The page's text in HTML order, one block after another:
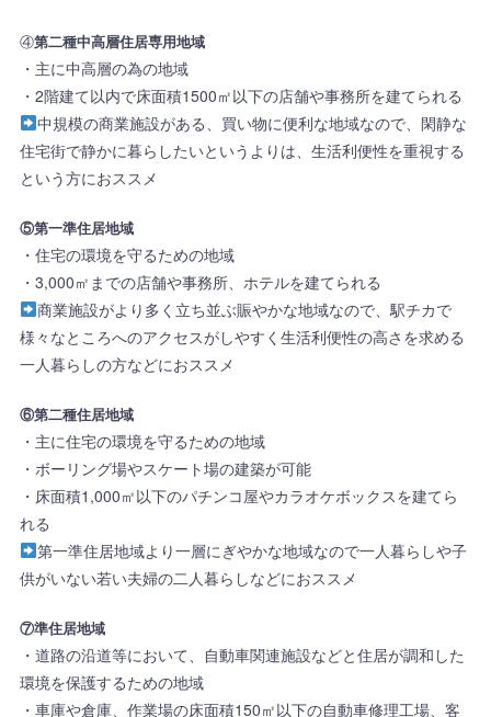
④第二種中高層住居専用地域
・主に中高層の為の地域
・2階建て以内で床面積1500㎡以下の店舗や事務所を建てられる
中規模の商業施設がある、買い物に便利な地域なので、閑静な
住宅街で静かに暮らしたいというよりは、生活利便性を重視する
という方におススメ
⑤第一準住居地域
・住宅の環境を守るための地域
・3,000㎡までの店舗や事務所、ホテルを建てられる
商業施設がより多く立ち並ぶ賑やかな地域なので、駅チカで
様々なところへのアクセスがしやすく生活利便性の高さを求める
一人暮らしの方などにおススメ
⑥第二種住居地域
・主に住宅の環境を守るための地域
・ボーリング場やスケート場の建築が可能
・床面積1,000㎡以下のパチンコ屋やカラオケボックスを建てら
れる
第一準住居地域より一層にぎやかな地域なので一人暮らしや子
供がいない若い夫婦の二人暮らしなどにおススメ
⑦準住居地域
・道路の沿道等において、自動車関連施設などと住居が調和した
環境を保護するための地域
・車庫や倉庫、作業場の床面積150㎡以下の自動車修理工場、客